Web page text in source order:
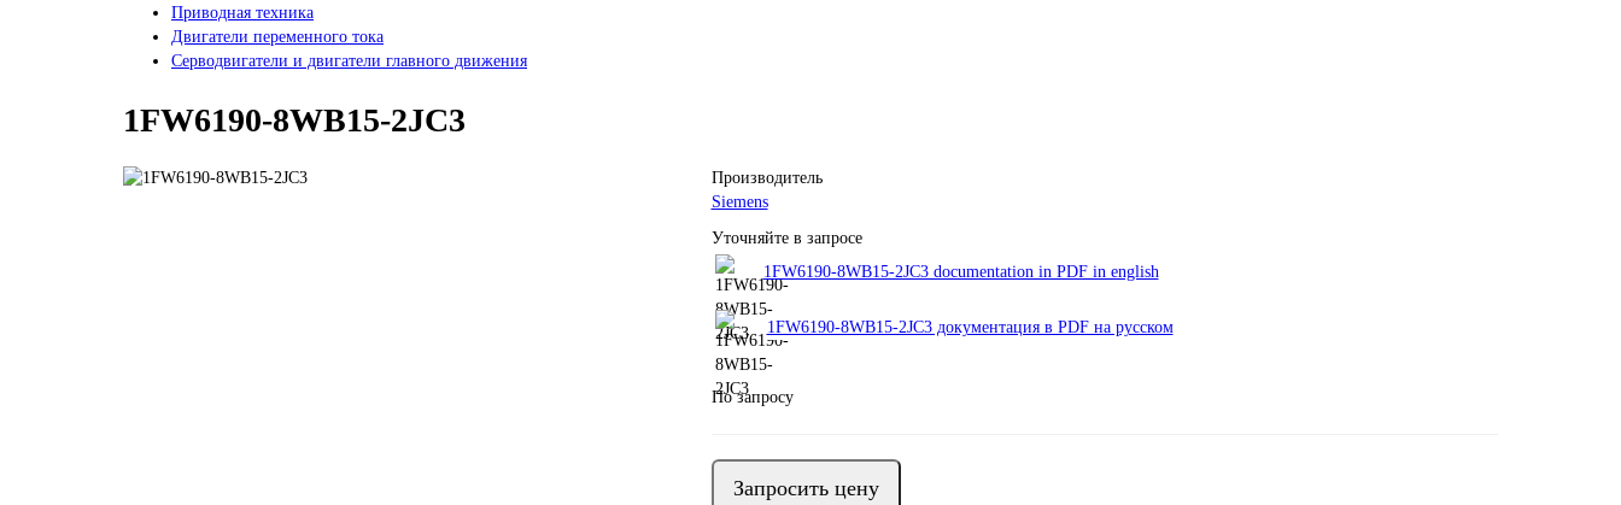
Приводная техника
Двигатели переменного тока
Серводвигатели и двигатели главного движения
1FW6190-8WB15-2JC3
Производитель
Siemens
Уточняйте в запросе
1FW6190-8WB15-2JC3 documentation in PDF in english
1FW6190-8WB15-2JC3 документация в PDF на русском
По запросу
Запросить цену